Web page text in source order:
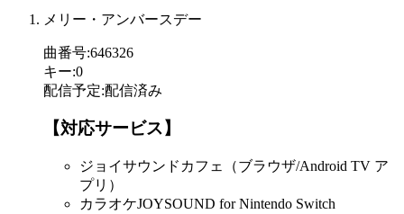
メリー・アンバースデー
曲番号:646326
キー:0
配信予定:配信済み
【対応サービス】
ジョイサウンドカフェ（ブラウザ/Android TV ア
プリ）
カラオケJOYSOUND for Nintendo Switch